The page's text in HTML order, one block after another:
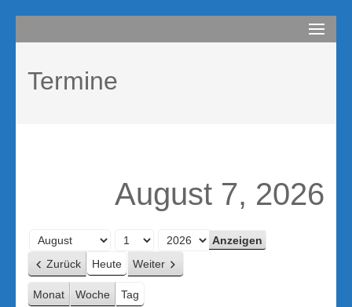
Inhalt
(Enter
drücken)
compurem
Termine
August 7, 2026
Monat
Tag
Jahr
Zurück Heute Weiter
Monat Woche Tag